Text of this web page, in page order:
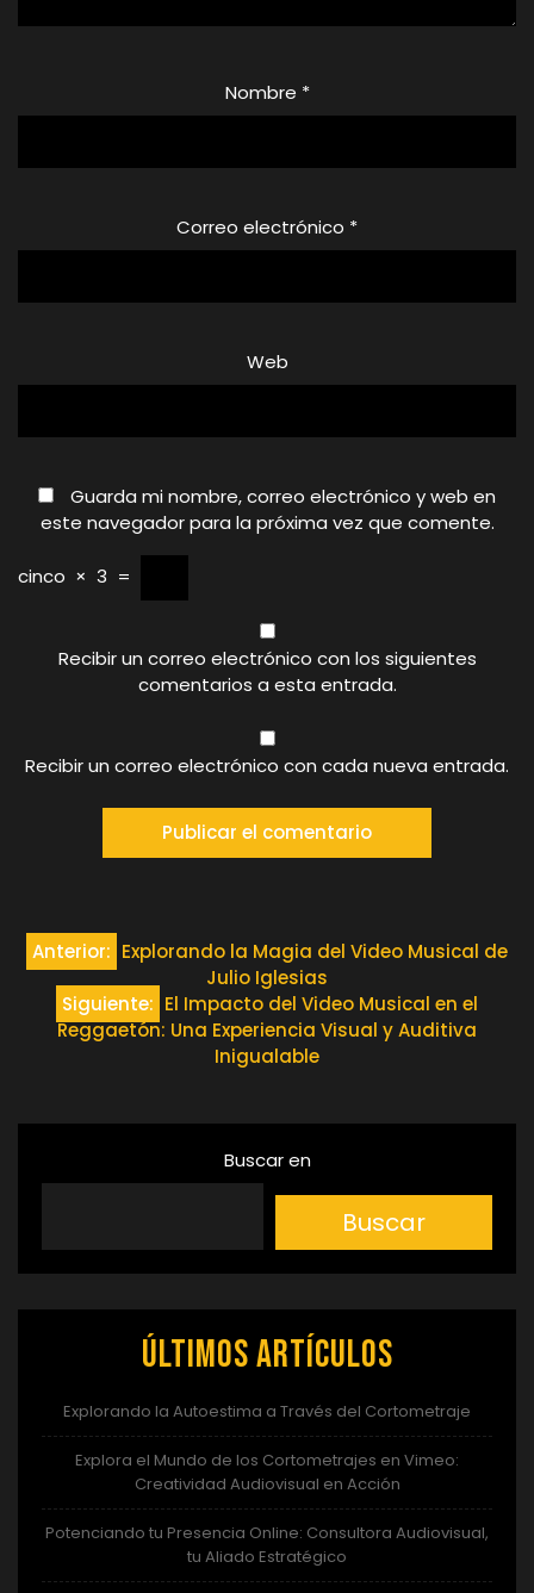
Nombre *
Correo electrónico *
Web
Guarda mi nombre, correo electrónico y web en
este navegador para la próxima vez que comente.
cinco × 3 =
Recibir un correo electrónico con los siguientes
comentarios a esta entrada.
Recibir un correo electrónico con cada nueva entrada.
Navegación
entradas
Anterior: Explorando la Magia del Video Musical de
Julio Iglesias
Siguiente: El Impacto del Video Musical en el
Reggaetón: Una Experiencia Visual y Auditiva
Inigualable
Buscar en
Buscar
Últimos artículos
Explorando la Autoestima a Través del Cortometraje
Explora el Mundo de los Cortometrajes en Vimeo:
Creatividad Audiovisual en Acción
Potenciando tu Presencia Online: Consultora Audiovisual,
tu Aliado Estratégico